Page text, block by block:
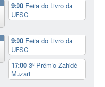
9:00 Feira do Livro da
UFSC
9:00 Feira do Livro da
UFSC
17:003º Prêmio Zahidé
Muzart